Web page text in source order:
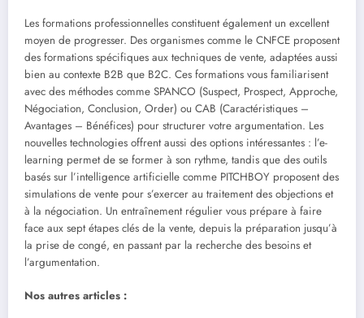
Les formations professionnelles constituent également un excellent
moyen de progresser. Des organismes comme le CNFCE proposent
des formations spécifiques aux techniques de vente, adaptées aussi
bien au contexte B2B que B2C. Ces formations vous familiarisent
avec des méthodes comme SPANCO (Suspect, Prospect, Approche,
Négociation, Conclusion, Order) ou CAB (Caractéristiques –
Avantages – Bénéfices) pour structurer votre argumentation. Les
nouvelles technologies offrent aussi des options intéressantes : l’e-
learning permet de se former à son rythme, tandis que des outils
basés sur l’intelligence artificielle comme PITCHBOY proposent des
simulations de vente pour s’exercer au traitement des objections et
à la négociation. Un entraînement régulier vous prépare à faire
face aux sept étapes clés de la vente, depuis la préparation jusqu’à
la prise de congé, en passant par la recherche des besoins et
l’argumentation.
Nos autres articles :